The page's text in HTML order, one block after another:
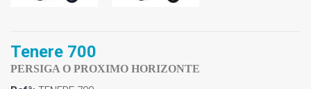
Tenere 700
PERSIGA O PROXIMO HORIZONTE